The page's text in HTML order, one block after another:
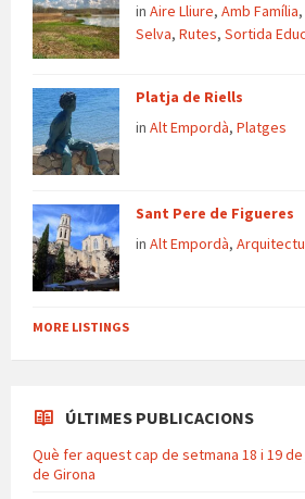
in Aire Lliure, Amb Família,
Selva, Rutes, Sortida
Platja de Riells
in Alt Empordà, Platges
Sant Pere de Figueres
in Alt Empordà,
MORE LISTINGS
ÚLTIMES PUBLICACIONS
Què fer aquest cap de setmana 18 i 19
de Girona